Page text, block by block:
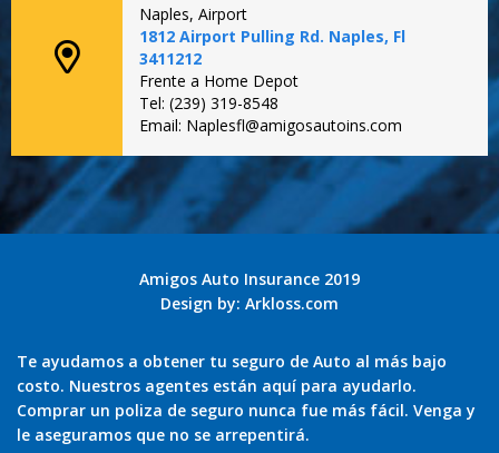
Naples, Airport
1812 Airport Pulling Rd. Naples, Fl
3411212
Frente a Home Depot
Tel: (239) 319-8548
Email: Naplesfl@amigosautoins.com
Amigos Auto Insurance 2019
Design by: Arkloss.com
Te ayudamos a obtener tu seguro de Auto al más bajo
costo. Nuestros agentes están aquí para ayudarlo.
Comprar un poliza de seguro nunca fue más fácil. Venga y
le aseguramos que no se arrepentirá.